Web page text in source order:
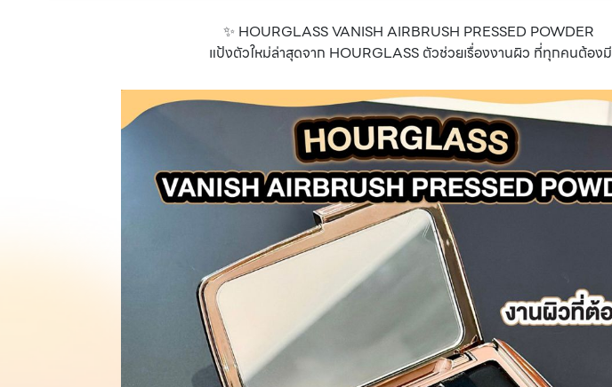
✨ HOURGLASS VANISH AIRBRUSH PRESSED POWDER
แป้งตัวใหม่ล่าสุดจาก HOURGLASS ตัวช่วยเรื่องงานผิว ที่ทุกคนต้องมี